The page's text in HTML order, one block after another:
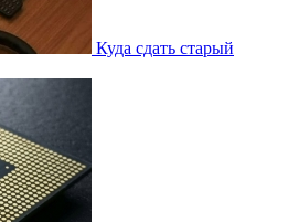
Куда сдать старый